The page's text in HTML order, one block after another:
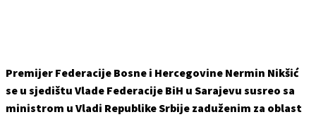
​Premijer Federacije Bosne i Hercegovine Nermin Nikšić
se u sjedištu Vlade Federacije BiH u Sarajevu susreo sa
ministrom u Vladi Republike Srbije zaduženim za oblast